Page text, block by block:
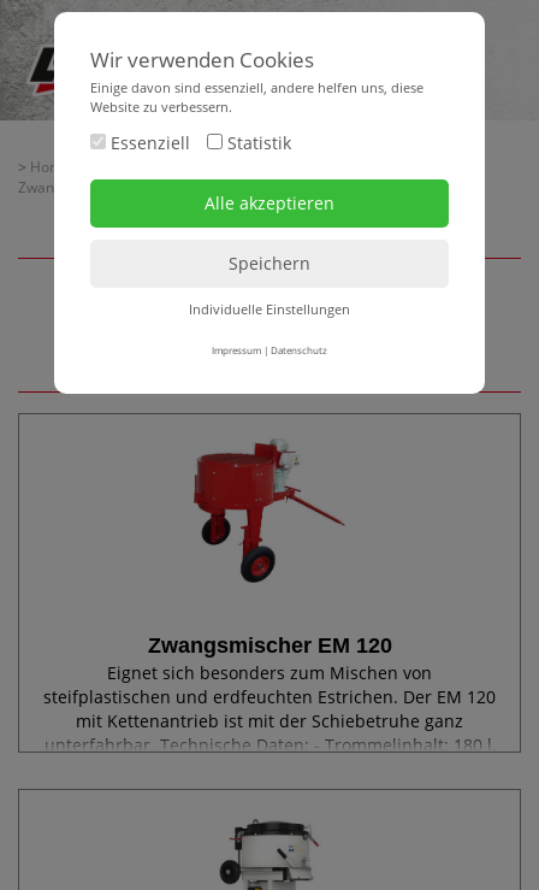
> Home
Zwangsmischer - Rotationsmischer
Zwangsmischer
Zwangsmischer EM 120
Eignet sich besonders zum Mischen von
steifplastischen und erdfeuchten Estrichen. Der EM 120
mit Kettenantrieb ist mit der Schiebetruhe ganz
unterfahrbar. Technische Daten: - Trommelinhalt: 180 l,
Wir verwenden Cookies
Einige davon sind essenziell, andere helfen uns, diese
Website zu verbessern.
Essenziell Statistik
Individuelle Einstellungen
Impressum| Datenschutz